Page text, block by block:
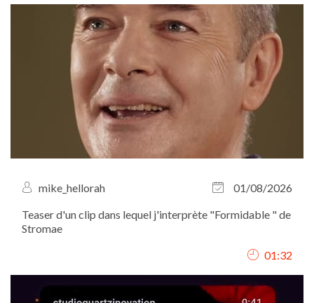
mike_hellorah
01/08/2026
Teaser d'un clip dans lequel j'interprète "Formidable " de
Stromae
01:32